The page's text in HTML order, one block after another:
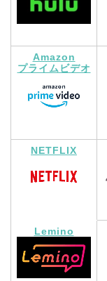
Amazon
プライムビデオ
NETFLIX
Lemino